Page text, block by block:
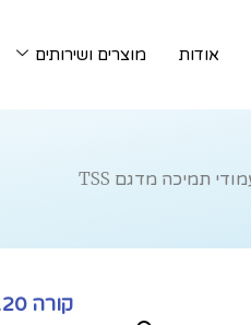
אודות מוצרים ושירותים
קורה 120 ס"מ עם 2 עמודי תמיכה מדגם TSS